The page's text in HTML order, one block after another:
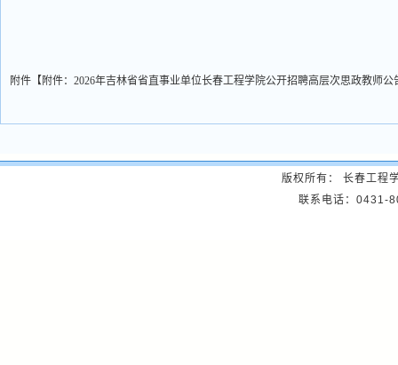
附件【 附件：2026年吉林省省直事业单位长春工程学院公开招聘高层次思政教师
版权所有： 长春工程
联系电话：